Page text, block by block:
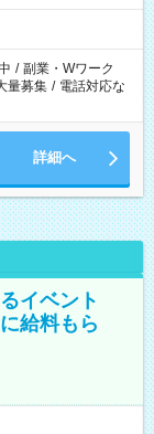
/ 副業・Wワーク
量募集 / 電話対応な
詳細へ
イベント
給料もら